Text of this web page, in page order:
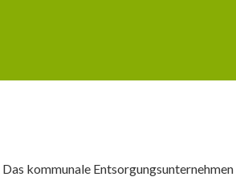
kommunale Entsorgungsunternehmen